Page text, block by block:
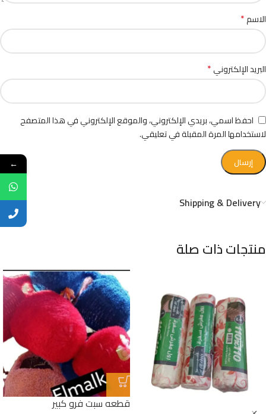
الاسم*
البريد الإلكتروني*
احفظ اسمي، بريدي الإلكتروني، والموقع الإلكتروني في هذا المتصفح
لاستخدامها المرة المقبلة في تعليقي.
Shipping & Delivery
منتجات ذات صلة
قطعه سبت فرو كبير
←